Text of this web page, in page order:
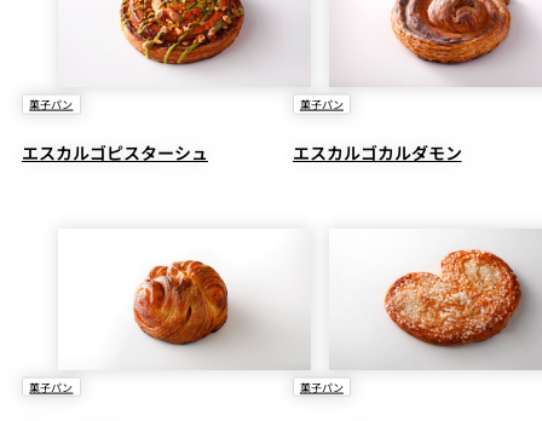
菓子パン
エスカルゴピスターシュ
菓子パン
エスカルゴカルダモン
菓子パン 菓子パン